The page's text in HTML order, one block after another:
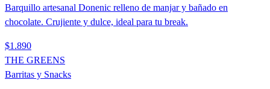
Barquillo artesanal Donenic relleno de manjar y bañado en
chocolate. Crujiente y dulce, ideal para tu break.
$1.890
THE GREENS
Barritas y Snacks